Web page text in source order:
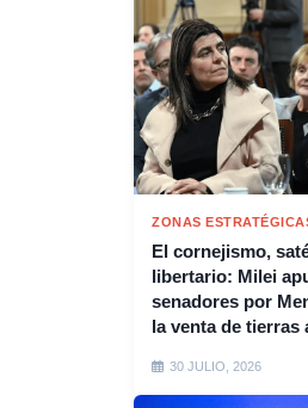
ZONAS
El cornejismo,
libertario: Milei
senadores por
la venta de tierras
30 JULIO, 2026